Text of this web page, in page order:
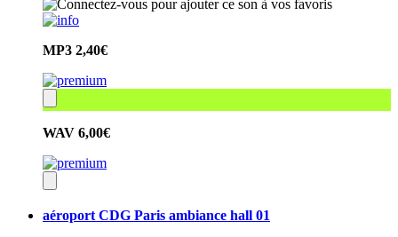
MP3 2,40€
WAV 6,00€
aéroport CDG Paris ambiance hall 01